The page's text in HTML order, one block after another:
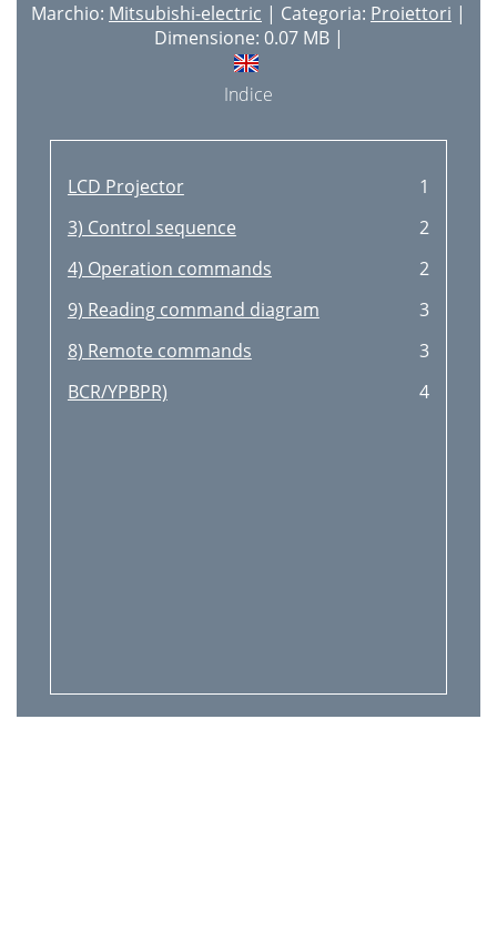
Marchio: Mitsubishi-electric | Categoria: Proiettori |
Dimensione: 0.07 MB |
Indice
LCD Projector
1
3) Control sequence
2
4) Operation commands
2
9) Reading command diagram
3
8) Remote commands
3
BCR/YPBPR)
4